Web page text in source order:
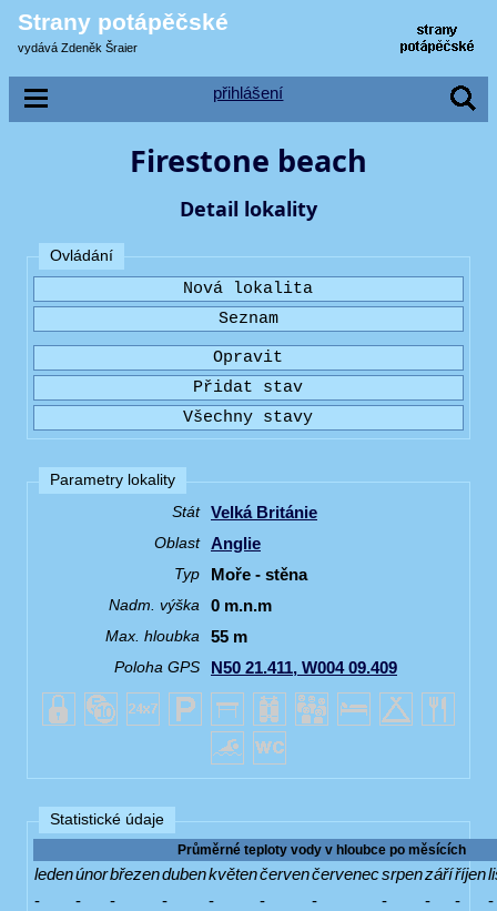
Strany potápěčské
vydává Zdeněk Šraier
přihlášení
Firestone beach
Detail lokality
Ovládání
Parametry lokality
Stát
Velká Británie
Oblast Anglie
Typ Moře - stěna
Nadm. výška 0 m.n.m
Max. hloubka 55 m
Poloha GPS N50 21.411, W004 09.409
Statistické údaje
Průměrné teploty vody v hloubce po měsících
ledenúnorbřezendubenkvětenčervenčervenecsrpenzáříříjen
-
- - - - - - - - - -